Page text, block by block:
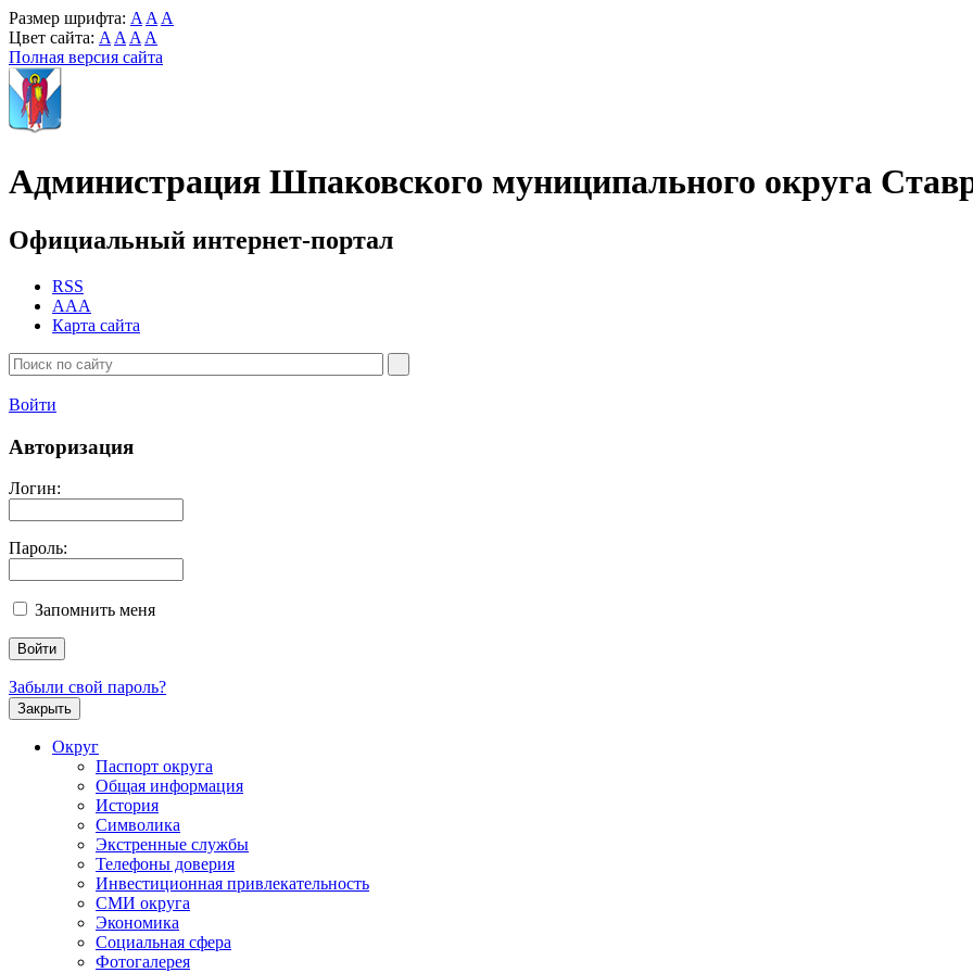
Размер шрифта: A A A
Цвет сайта: A A A A
Полная версия сайта
Администрация Шпаковского муниципального округа
Официальный интернет-портал
RSS
AAA
Карта сайта
Войти
Авторизация
Логин:
Пароль:
Запомнить меня
Забыли свой пароль?
Закрыть
Округ
Паспорт округа
Общая информация
История
Символика
Экстренные службы
Телефоны доверия
Инвестиционная привлекательность
СМИ округа
Экономика
Социальная сфера
Фотогалерея